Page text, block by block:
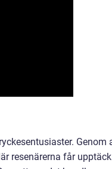
Genom
resenärerna får